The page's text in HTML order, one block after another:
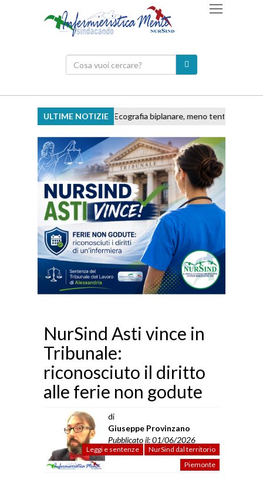
ULTIME NOTIZIEEcografia biplanare, meno tentativi e
NurSind Asti vince in
Tribunale:
riconosciuto il diritto
alle ferie non godute
di
Giuseppe Provinzano
Pubblicato il: 01/06/2026
Leggi e sentenze
NurSind dal territorio
Piemonte